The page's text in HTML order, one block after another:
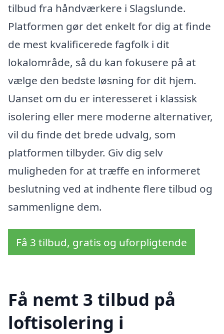
tilbud fra håndværkere i Slagslunde.
Platformen gør det enkelt for dig at finde
de mest kvalificerede fagfolk i dit
lokalområde, så du kan fokusere på at
vælge den bedste løsning for dit hjem.
Uanset om du er interesseret i klassisk
isolering eller mere moderne alternativer,
vil du finde det brede udvalg, som
platformen tilbyder. Giv dig selv
muligheden for at træffe en informeret
beslutning ved at indhente flere tilbud og
sammenligne dem.
Få 3 tilbud, gratis og uforpligtende
Få nemt 3 tilbud på
loftisolering i